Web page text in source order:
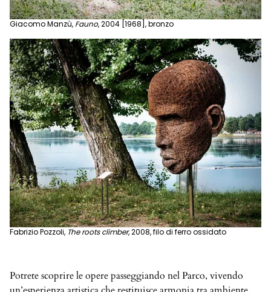
Giacomo Manzù, Fauno, 2004 [1968], bronzo
Fabrizio Pozzoli, The roots climber, 2008, filo di ferro ossidato
Potrete scoprire le opere passeggiando nel Parco, vivendo